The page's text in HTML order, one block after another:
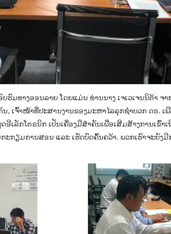
ມທາງອອນລາຍ ໂດຍແມ່ນ ທ່ານນາງ ເຈເວເຈນນິຕ້າ ຈາ
, ເຈົ້າໜ້າທີ່ປະສານງານຂອງມະຫາໄລລຸກຊຳບວກ ດຣ. ເ
ເລັກໂຕຣນິກ ເປັນເຄື່ອງມືສຳຄັນເພື່ອເສີມສ້າງການເຂົ້າເ
ະກຽມການສອນ ແລະ ເຮັດບົດຄົ້ນຄວ້າ. ພວກເຮົາຈະຍັງ